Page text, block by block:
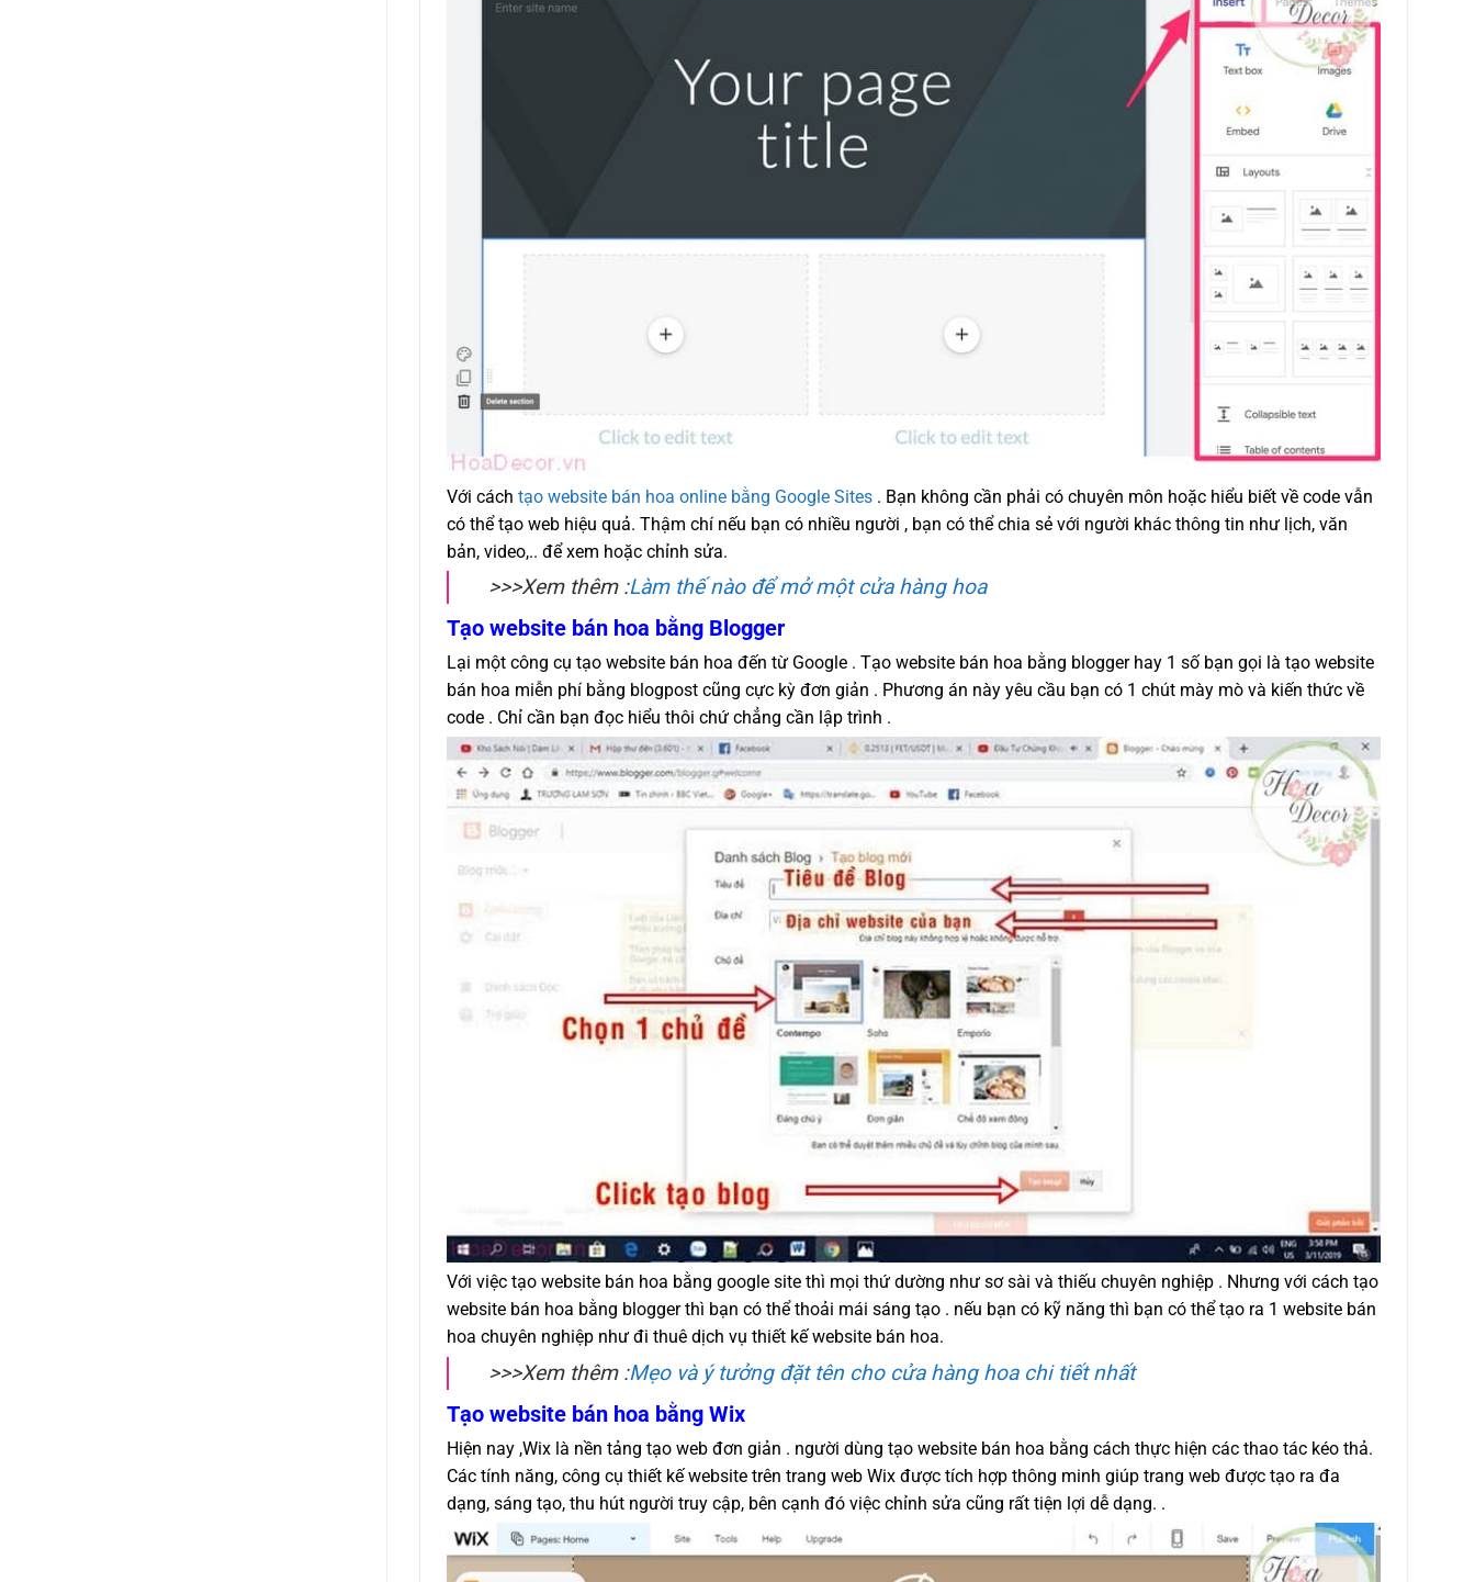
Với cách tạo website bán hoa online bằng Google Sites . Bạn không cần phải có chuyên môn hoặc hiểu biết về code vẫn
có thể tạo web hiệu quả. Thậm chí nếu bạn có nhiều người , bạn có thể chia sẻ với người khác thông tin như lịch, văn
bản, video,.. để xem hoặc chỉnh sửa.
>>>Xem thêm :Làm thế nào để mở một cửa hàng hoa
Tạo website bán hoa bằng Blogger
Lại một công cụ tạo website bán hoa đến từ Google . Tạo website bán hoa bằng blogger hay 1 số bạn gọi là tạo website
bán hoa miễn phí bằng blogpost cũng cực kỳ đơn giản . Phương án này yêu cầu bạn có 1 chút mày mò và kiến thức về
code . Chỉ cần bạn đọc hiểu thôi chứ chẳng cần lập trình .
Với việc tạo website bán hoa bằng google site thì mọi thứ dường như sơ sài và thiếu chuyên nghiệp . Nhưng với cách tạo
website bán hoa bằng blogger thì bạn có thể thoải mái sáng tạo . nếu bạn có kỹ năng thì bạn có thể tạo ra 1 website bán
hoa chuyên nghiệp như đi thuê dịch vụ thiết kế website bán hoa.
>>>Xem thêm :Mẹo và ý tưởng đặt tên cho cửa hàng hoa chi tiết nhất
Tạo website bán hoa bằng Wix
Hiện nay ,Wix là nền tảng tạo web đơn giản . người dùng tạo website bán hoa bằng cách thực hiện các thao tác kéo thả.
Các tính năng, công cụ thiết kế website trên trang web Wix được tích hợp thông minh giúp trang web được tạo ra đa
dạng, sáng tạo, thu hút người truy cập, bên cạnh đó việc chỉnh sửa cũng rất tiện lợi dễ dạng. .